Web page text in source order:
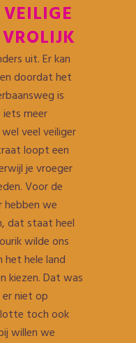
uit. Er kan
doordat het
is
iets meer
veel veiliger
loopt een
je vroeger
Voor de
we
dat staat heel
wilde ons
hele land
kiezen. Dat was
er niet op
toch ook
willen we